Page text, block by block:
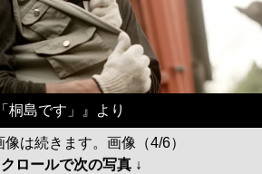
桐島です」』より
像は続きます。画像（4/6）
クロールで次の写真 ↓